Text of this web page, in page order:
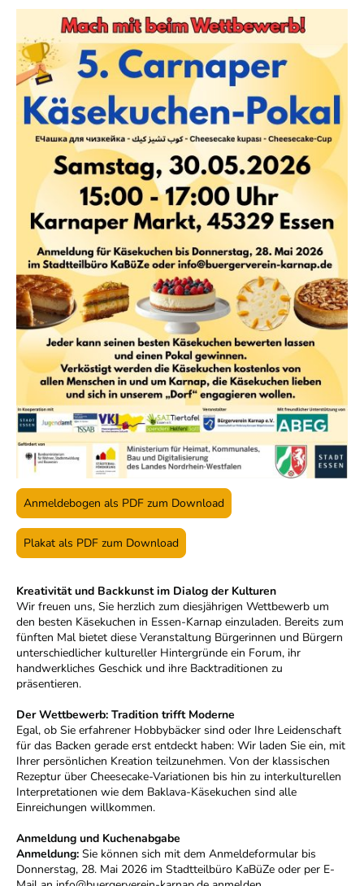
Anmeldebogen als PDF zum Download
Kreativität und Backkunst im Dialog der Kulturen
Wir freuen uns, Sie herzlich zum diesjährigen Wettbewerb um
den besten Käsekuchen in Essen-Karnap einzuladen. Bereits zum
fünften Mal bietet diese Veranstaltung Bürgerinnen und Bürgern
unterschiedlicher kultureller Hintergründe ein Forum, ihr
handwerkliches Geschick und ihre Backtraditionen zu
präsentieren.
Der Wettbewerb: Tradition trifft Moderne
Egal, ob Sie erfahrener Hobbybäcker sind oder Ihre Leidenschaft
für das Backen gerade erst entdeckt haben: Wir laden Sie ein, mit
Ihrer persönlichen Kreation teilzunehmen. Von der klassischen
Rezeptur über Cheesecake-Variationen bis hin zu interkulturellen
Interpretationen wie dem Baklava-Käsekuchen sind alle
Einreichungen willkommen.
Anmeldung und Kuchenabgabe
Anmeldung: Sie können sich mit dem Anmeldeformular bis
Donnerstag, 28. Mai 2026 im Stadtteilbüro KaBüZe oder per E-
Plakat als PDF zum Download